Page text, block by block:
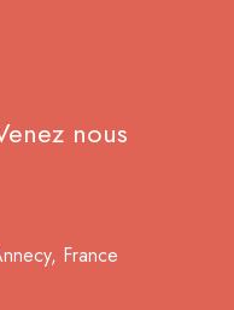
nous
France